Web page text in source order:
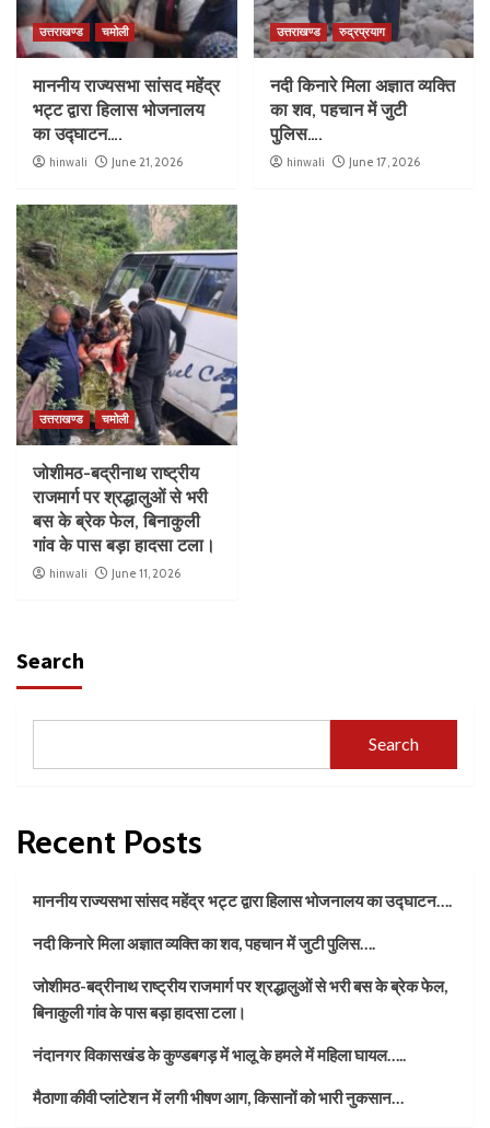
उत्तराखण्ड चमोली
माननीय राज्यसभा सांसद महेंद्र
भट्ट द्वारा हिलास भोजनालय
का उद्घाटन….
hinwali June 21, 2026
उत्तराखण्ड रुद्रप्रयाग
नदी किनारे मिला अज्ञात व्यक्ति
का शव, पहचान में जुटी
पुलिस….
hinwali June 17, 2026
उत्तराखण्ड चमोली
जोशीमठ-बद्रीनाथ राष्ट्रीय
राजमार्ग पर श्रद्धालुओं से भरी
बस के ब्रेक फेल, बिनाकुली
गांव के पास बड़ा हादसा टला।
hinwali June 11, 2026
Search
Search
Recent Posts
माननीय राज्यसभा सांसद महेंद्र भट्ट द्वारा हिलास भोजनालय का उद्घाटन….
नदी किनारे मिला अज्ञात व्यक्ति का शव, पहचान में जुटी पुलिस….
जोशीमठ-बद्रीनाथ राष्ट्रीय राजमार्ग पर श्रद्धालुओं से भरी बस के ब्रेक फेल,
बिनाकुली गांव के पास बड़ा हादसा टला।
नंदानगर विकासखंड के कुण्डबगड़ में भालू के हमले में महिला घायल…..
मैठाणा कीवी प्लांटेशन में लगी भीषण आग, किसानों को भारी नुकसान…